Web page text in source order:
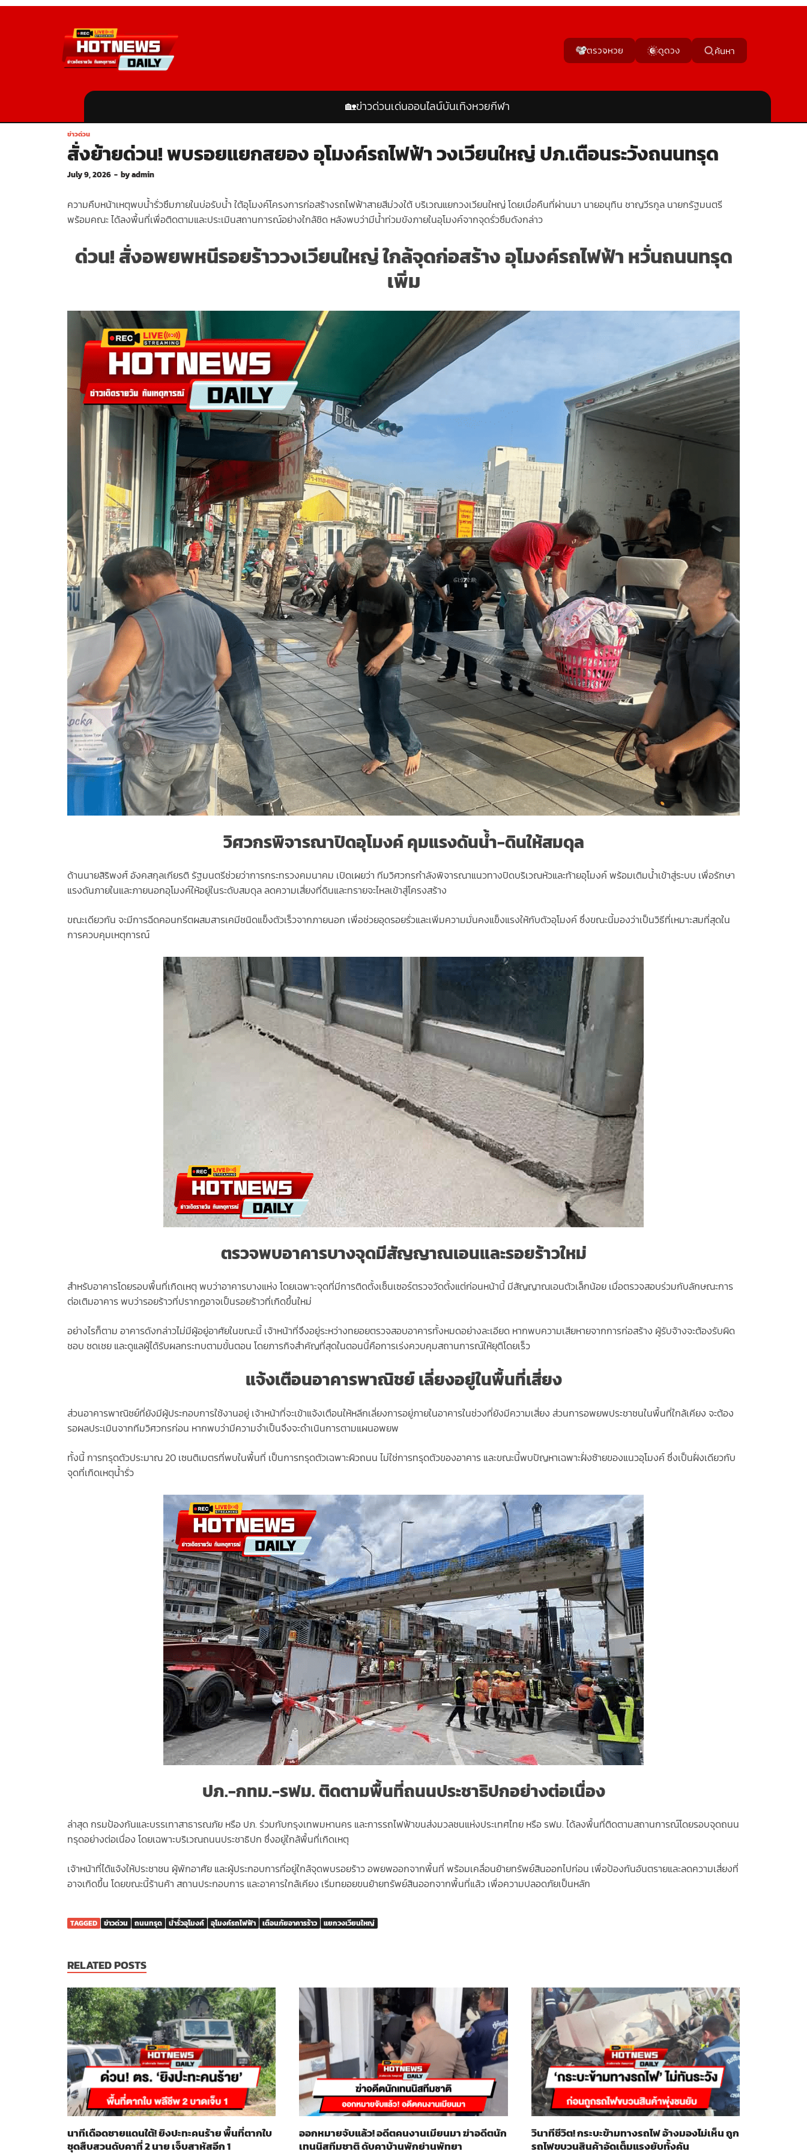
ตรวจหวย ดูดวง ค้นหา
🏡ข่าวด่วนเด่นออนไลน์บันเทิงหวยกีฬา
ข่าวด่วน
สั่งย้ายด่วน! พบรอยแยกสยอง อุโมงค์รถไฟฟ้า วงเวียนใหญ่ ปภ.เตือนระวังถนนทรุด
July 9, 2026 - byadmin
ความคืบหน้าเหตุพบน้ำรั่วซึมภายในบ่อรับน้ำ ใต้อุโมงค์โครงการก่อสร้างรถไฟฟ้าสายสีม่วงใต้ บริเวณแยกวงเวียนใหญ่ โดยเมื่อคืนที่ผ่านมา นายอนุทิน ชาญวีรกูล นายกรัฐมนตรี
พร้อมคณะ ได้ลงพื้นที่เพื่อติดตามและประเมินสถานการณ์อย่างใกล้ชิด หลังพบว่ามีน้ำท่วมขังภายในอุโมงค์จากจุดรั่วซึมดังกล่าว
ด่วน! สั่งอพยพหนีรอยร้าววงเวียนใหญ่ ใกล้จุดก่อสร้าง อุโมงค์รถไฟฟ้า หวั่นถนนทรุด
เพิ่ม
วิศวกรพิจารณาปิดอุโมงค์ คุมแรงดันน้ำ-ดินให้สมดุล
ด้านนายสิริพงศ์ อังคสกุลเกียรติ รัฐมนตรีช่วยว่าการกระทรวงคมนาคม เปิดเผยว่า ทีมวิศวกรกำลังพิจารณาแนวทางปิดบริเวณหัวและท้ายอุโมงค์ พร้อมเติมน้ำเข้าสู่ระบบ เพื่อรักษา
แรงดันภายในและภายนอกอุโมงค์ให้อยู่ในระดับสมดุล ลดความเสี่ยงที่ดินและทรายจะไหลเข้าสู่โครงสร้าง
ขณะเดียวกัน จะมีการฉีดคอนกรีตผสมสารเคมีชนิดแข็งตัวเร็วจากภายนอก เพื่อช่วยอุดรอยรั่วและเพิ่มความมั่นคงแข็งแรงให้กับตัวอุโมงค์ ซึ่งขณะนี้มองว่าเป็นวิธีที่เหมาะสมที่สุดใน
การควบคุมเหตุการณ์
ตรวจพบอาคารบางจุดมีสัญญาณเอนและรอยร้าวใหม่
สำหรับอาคารโดยรอบพื้นที่เกิดเหตุ พบว่าอาคารบางแห่ง โดยเฉพาะจุดที่มีการติดตั้งเซ็นเซอร์ตรวจวัดตั้งแต่ก่อนหน้านี้ มีสัญญาณเอนตัวเล็กน้อย เมื่อตรวจสอบร่วมกับลักษณะการ
ต่อเติมอาคาร พบว่ารอยร้าวที่ปรากฏอาจเป็นรอยร้าวที่เกิดขึ้นใหม่
อย่างไรก็ตาม อาคารดังกล่าวไม่มีผู้อยู่อาศัยในขณะนี้ เจ้าหน้าที่จึงอยู่ระหว่างทยอยตรวจสอบอาคารทั้งหมดอย่างละเอียด หากพบความเสียหายจากการก่อสร้าง ผู้รับจ้างจะต้องรับผิด
ชอบ ชดเชย และดูแลผู้ได้รับผลกระทบตามขั้นตอน โดยภารกิจสำคัญที่สุดในตอนนี้คือการเร่งควบคุมสถานการณ์ให้ยุติโดยเร็ว
แจ้งเตือนอาคารพาณิชย์ เลี่ยงอยู่ในพื้นที่เสี่ยง
ส่วนอาคารพาณิชย์ที่ยังมีผู้ประกอบการใช้งานอยู่ เจ้าหน้าที่จะเข้าแจ้งเตือนให้หลีกเลี่ยงการอยู่ภายในอาคารในช่วงที่ยังมีความเสี่ยง ส่วนการอพยพประชาชนในพื้นที่ใกล้เคียง จะต้อง
รอผลประเมินจากทีมวิศวกรก่อน หากพบว่ามีความจำเป็นจึงจะดำเนินการตามแผนอพยพ
ทั้งนี้ การทรุดตัวประมาณ 20 เซนติเมตรที่พบในพื้นที่ เป็นการทรุดตัวเฉพาะผิวถนน ไม่ใช่การทรุดตัวของอาคาร และขณะนี้พบปัญหาเฉพาะฝั่งซ้ายของแนวอุโมงค์ ซึ่งเป็นฝั่งเดียวกับ
จุดที่เกิดเหตุน้ำรั่ว
ปภ.-กทม.-รฟม. ติดตามพื้นที่ถนนประชาธิปกอย่างต่อเนื่อง
ล่าสุด กรมป้องกันและบรรเทาสาธารณภัย หรือ ปภ. ร่วมกับกรุงเทพมหานคร และการรถไฟฟ้าขนส่งมวลชนแห่งประเทศไทย หรือ รฟม. ได้ลงพื้นที่ติดตามสถานการณ์โดยรอบจุดถนน
ทรุดอย่างต่อเนื่อง โดยเฉพาะบริเวณถนนประชาธิปก ซึ่งอยู่ใกล้พื้นที่เกิดเหตุ
เจ้าหน้าที่ได้แจ้งให้ประชาชน ผู้พักอาศัย และผู้ประกอบการที่อยู่ใกล้จุดพบรอยร้าว อพยพออกจากพื้นที่ พร้อมเคลื่อนย้ายทรัพย์สินออกไปก่อน เพื่อป้องกันอันตรายและลดความเสี่ยงที่
อาจเกิดขึ้น โดยขณะนี้ร้านค้า สถานประกอบการ และอาคารใกล้เคียง เริ่มทยอยขนย้ายทรัพย์สินออกจากพื้นที่แล้ว เพื่อความปลอดภัยเป็นหลัก
TAGGED ข่าวด่วน ถนนทรุด น้ำรั่วอุโมงค์ อุโมงค์รถไฟฟ้า เตือนภัยอาคารร้าว แยกวงเวียนใหญ่
RELATED POSTS
นาทีเดือดชายแดนใต้! ยิงปะทะคนร้าย พื้นที่ตากใบ
ชุดสืบสวนดับคาที่ 2 นาย เจ็บสาหัสอีก 1
ออกหมายจับแล้ว! อดีตคนงานเมียนมา ฆ่าอดีตนัก
เทนนิสทีมชาติ ดับคาบ้านพักย่านพัทยา
วินาทีชีวิต! กระบะข้ามทางรถไฟ อ้างมองไม่เห็น ถูก
รถไฟขบวนสินค้าอัดเต็มแรงยับทั้งคัน